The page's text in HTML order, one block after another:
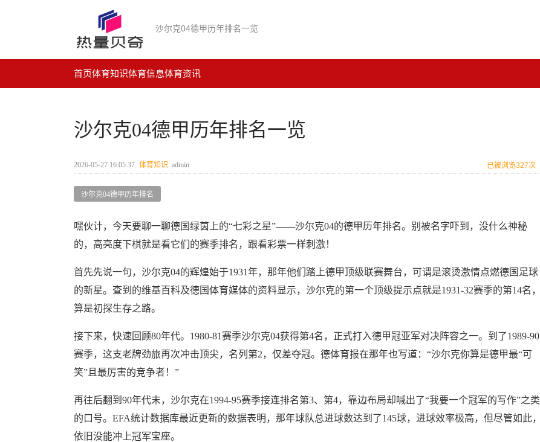
沙尔克04德甲历年排名一览
首页体育知识体育信息体育资讯
沙尔克04德甲历年排名一览
2026-05-27 16:05:37 体育知识 admin 已被浏览327次
沙尔克04德甲历年排名
嘿伙计，今天要聊一聊德国绿茵上的“七彩之星”——沙尔克04的德甲历年排名。别被名字吓到，没什么神秘
的，高亮度下棋就是看它们的赛季排名，跟看彩票一样刺激！
首先先说一句，沙尔克04的辉煌始于1931年，那年他们踏上德甲顶级联赛舞台，可谓是滚烫激情点燃德国足球
的新星。查到的维基百科及德国体育媒体的资料显示，沙尔克的第一个顶级提示点就是1931-32赛季的第14名，
算是初探生存之路。
接下来，快速回顾80年代。1980-81赛季沙尔克04获得第4名，正式打入德甲冠亚军对决阵容之一。到了1989-90
赛季，这支老牌劲旅再次冲击顶尖，名列第2，仅差夺冠。德体育报在那年也写道：“沙尔克你算是德甲最“可
笑”且最厉害的竞争者！”
再往后翻到90年代末，沙尔克在1994-95赛季接连排名第3、第4，靠边布局却喊出了“我要一个冠军的写作”之类
的口号。EFA统计数据库最近更新的数据表明，那年球队总进球数达到了145球，进球效率极高，但尽管如此，
依旧没能冲上冠军宝座。